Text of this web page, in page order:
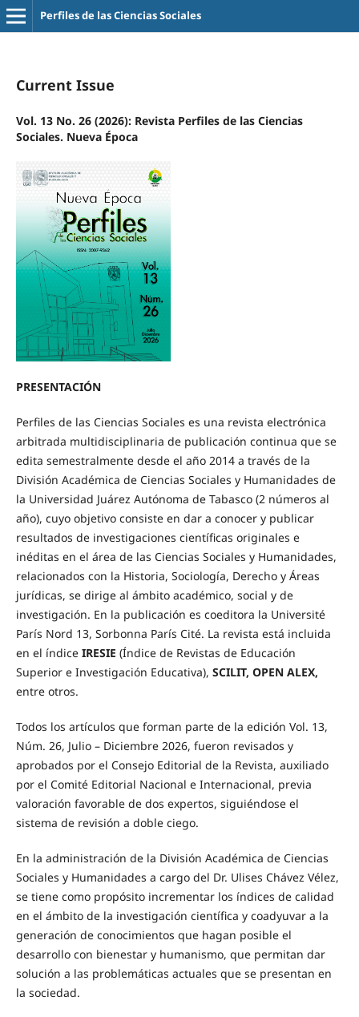
Perfiles de las Ciencias Sociales
Current Issue
Vol. 13 No. 26 (2026): Revista Perfiles de las Ciencias
Sociales. Nueva Época
PRESENTACIÓN
Perfiles de las Ciencias Sociales es una revista electrónica
arbitrada multidisciplinaria de publicación continua que se
edita semestralmente desde el año 2014 a través de la
División Académica de Ciencias Sociales y Humanidades de
la Universidad Juárez Autónoma de Tabasco (2 números al
año), cuyo objetivo consiste en dar a conocer y publicar
resultados de investigaciones científicas originales e
inéditas en el área de las Ciencias Sociales y Humanidades,
relacionados con la Historia, Sociología, Derecho y Áreas
jurídicas, se dirige al ámbito académico, social y de
investigación. En la publicación es coeditora la Université
París Nord 13, Sorbonna París Cité. La revista está incluida
en el índice IRESIE (Índice de Revistas de Educación
Superior e Investigación Educativa), SCILIT, OPEN ALEX,
entre otros.
Todos los artículos que forman parte de la edición Vol. 13,
Núm. 26, Julio – Diciembre 2026, fueron revisados y
aprobados por el Consejo Editorial de la Revista, auxiliado
por el Comité Editorial Nacional e Internacional, previa
valoración favorable de dos expertos, siguiéndose el
sistema de revisión a doble ciego.
En la administración de la División Académica de Ciencias
Sociales y Humanidades a cargo del Dr. Ulises Chávez Vélez,
se tiene como propósito incrementar los índices de calidad
en el ámbito de la investigación científica y coadyuvar a la
generación de conocimientos que hagan posible el
desarrollo con bienestar y humanismo, que permitan dar
solución a las problemáticas actuales que se presentan en
la sociedad.